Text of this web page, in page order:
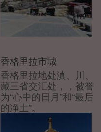
香格里拉市城
香格里拉地处滇、川、
藏三省交汇处，，被誉
为“心中的日月”和“最后
的净土”。